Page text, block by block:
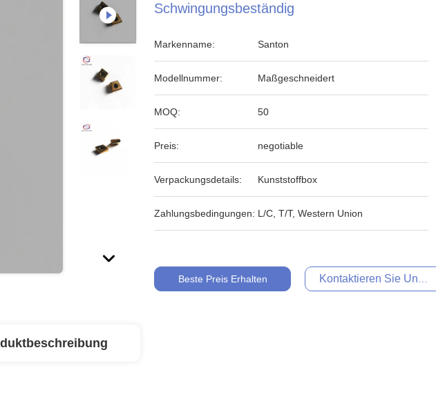
Schwingungsbeständig
Markenname: Santon
Modellnummer: Maßgeschneidert
MOQ: 50
Preis: negotiable
Verpackungsdetails: Kunststoffbox
Zahlungsbedingungen: L/C, T/T, Western Union
Beste Preis Erhalten Kontaktieren Sie Uns